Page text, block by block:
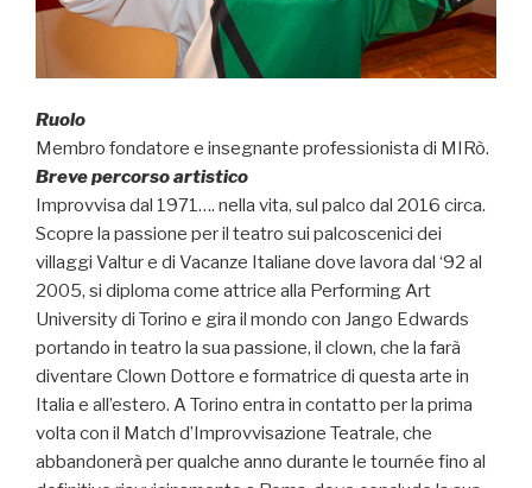
Ruolo
Membro fondatore e insegnante professionista di MIRò.
Breve percorso artistico
Improvvisa dal 1971…. nella vita, sul palco dal 2016 circa.
Scopre la passione per il teatro sui palcoscenici dei
villaggi Valtur e di Vacanze Italiane dove lavora dal ‘92 al
2005, si diploma come attrice alla Performing Art
University di Torino e gira il mondo con Jango Edwards
portando in teatro la sua passione, il clown, che la farà
diventare Clown Dottore e formatrice di questa arte in
Italia e all’estero. A Torino entra in contatto per la prima
volta con il Match d’Improvvisazione Teatrale, che
abbandonerà per qualche anno durante le tournée fino al